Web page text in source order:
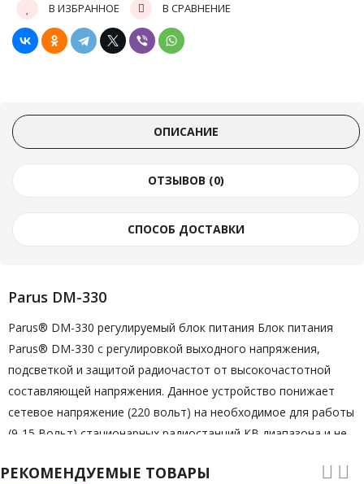
В ИЗБРАННОЕ В СРАВНЕНИЕ
ОПИСАНИЕ
ОТЗЫВОВ (0)
СПОСОБ ДОСТАВКИ
Parus DM-330
Parus® DM-330 регулируемый блок питания Блок питания
Parus® DM-330 с регулировкой выходного напряжения,
подсветкой и защитой радиочастот от высокочастотной
составляющей напряжения. Данное устройство понижает
сетевое напряжение (220 вольт) на необходимое для работы
(9-15 Вольт) стационарных радиостанций КВ диапазона и не
этот режим может помешать качественной работе
РЕКОМЕНДУЕМЫЕ ТОВАРЫ